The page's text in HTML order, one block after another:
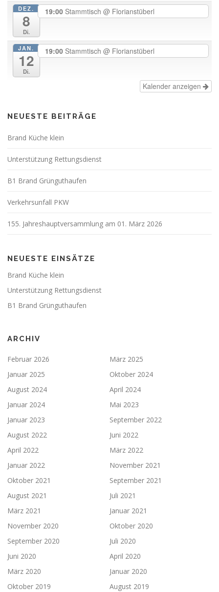
DEZ.
8
Di.
19:00 Stammtisch @ Florianstüberl
JAN.
12
Di.
19:00 Stammtisch @ Florianstüberl
Kalender anzeigen
NEUESTE BEITRÄGE
Brand Küche klein
Unterstützung Rettungsdienst
B1 Brand Grünguthaufen
Verkehrsunfall PKW
155. Jahreshauptversammlung am 01. März 2026
NEUESTE EINSÄTZE
Brand Küche klein
Unterstützung Rettungsdienst
B1 Brand Grünguthaufen
ARCHIV
Februar 2026
März 2025
Januar 2025
Oktober 2024
August 2024
April 2024
Januar 2024
Mai 2023
Januar 2023
September 2022
August 2022
Juni 2022
April 2022
März 2022
Januar 2022
November 2021
Oktober 2021
September 2021
August 2021
Juli 2021
März 2021
Januar 2021
November 2020
Oktober 2020
September 2020
Juli 2020
Juni 2020
April 2020
März 2020
Januar 2020
Oktober 2019
August 2019